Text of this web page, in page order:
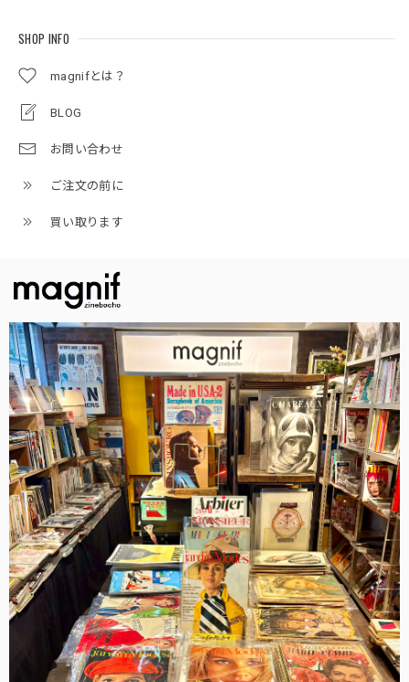
SHOP INFO
magnifとは？
BLOG
お問い合わせ
ご注文の前に
買い取ります